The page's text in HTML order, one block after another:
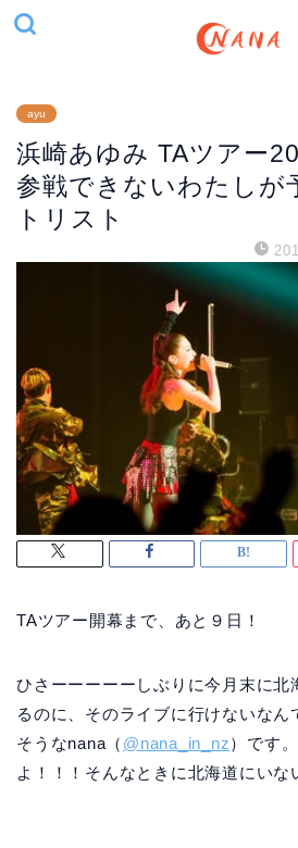
ayu
浜崎あゆみ TAツアー
参戦できないわたしが
トリスト
TAツアー開幕まで、あと９日！
ひさーーーーーしぶりに今月末に北
るのに、そのライブに行けないなん
そうなnana（ @nana_in_nz）です
よ！！！そんなときに北海道にいな